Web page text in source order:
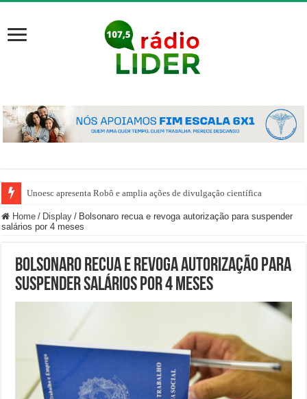
Unoesc apresenta Robô e amplia ações de divulgação científica
Home / Display / Bolsonaro recua e revoga autorização para suspender
salários por 4 meses
Bolsonaro recua e revoga autorização para
suspender salários por 4 meses